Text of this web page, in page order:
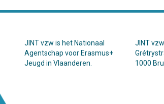
JINT vzw is het Nationaal
Agentschap voor Erasmus+
Jeugd in Vlaanderen.
JINT vzw
1000